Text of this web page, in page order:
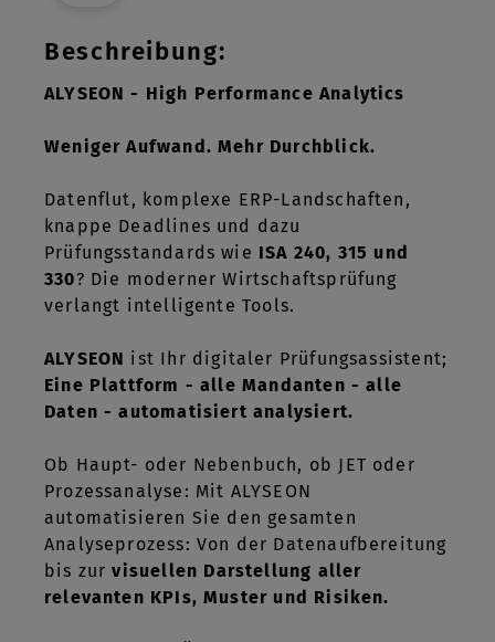
Beschreibung:
ALYSEON - High Performance Analytics
Weniger Aufwand. Mehr Durchblick.
Datenflut, komplexe ERP-Landschaften,
knappe Deadlines und dazu
Prüfungsstandards wie ISA 240, 315 und
330? Die moderner Wirtschaftsprüfung
verlangt intelligente Tools.
ALYSEON ist Ihr digitaler Prüfungsassistent;
Eine Plattform - alle Mandanten - alle
Daten - automatisiert analysiert.
Ob Haupt- oder Nebenbuch, ob JET oder
Prozessanalyse: Mit ALYSEON
automatisieren Sie den gesamten
Analyseprozess: Von der Datenaufbereitung
bis zurvisuellen Darstellung aller
relevanten KPIs, Muster und Risiken.